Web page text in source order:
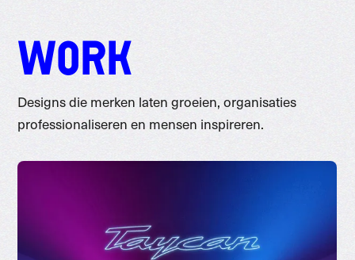
WORK
Designs die merken laten groeien, organisaties
professionaliseren en mensen inspireren.